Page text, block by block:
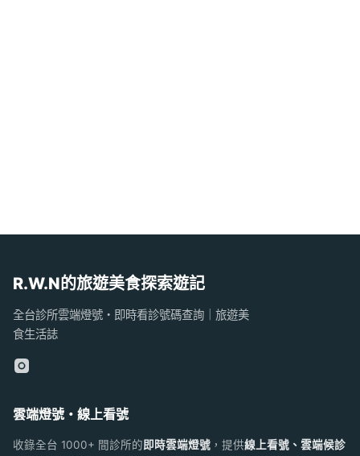
R.W.N的旅遊美食探索遊記
全台診所雲端燈號・即時看診號碼查詢｜旅遊美
食生活誌
雲端燈號・線上看號
收錄全台 1000+ 間診所的即時雲端燈號 ，提供線上看號、雲端候診